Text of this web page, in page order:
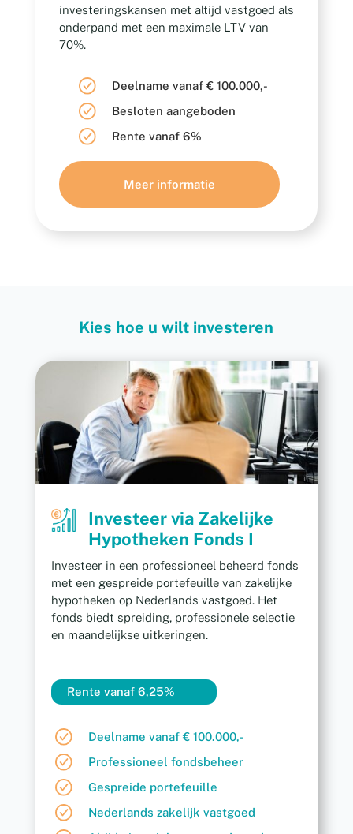
investeringskansen met altijd vastgoed als
onderpand met een maximale LTV van
70%.
Deelname vanaf € 100.000,-
Besloten aangeboden
Rente vanaf 6%
Meer informatie
Kies hoe u wilt investeren
Investeer via Zakelijke
Hypotheken Fonds I
Investeer in een professioneel beheerd fonds
met een gespreide portefeuille van zakelijke
hypotheken op Nederlands vastgoed. Het
fonds biedt spreiding, professionele selectie
en maandelijkse uitkeringen.
Rente vanaf 6,25%
Deelname vanaf € 100.000,-
Professioneel fondsbeheer
Gespreide portefeuille
Nederlands zakelijk vastgoed